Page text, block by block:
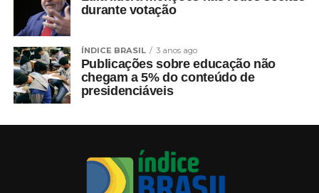
durante votação
ÍNDICE BRASIL 3 anos ago
Publicações sobre educação não
chegam a 5% do conteúdo de
presidenciáveis